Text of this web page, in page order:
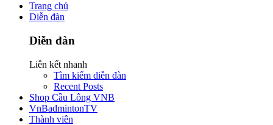
Trang chủ
Diễn đàn
Diễn đàn
Liên kết nhanh
Tìm kiếm diễn đàn
Recent Posts
Shop Cầu Lông VNB
VnBadmintonTV
Thành viên